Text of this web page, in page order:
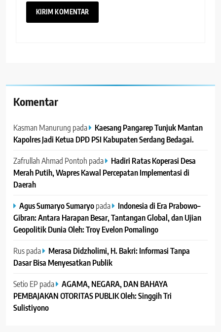
Komentar
Kasman Manurung pada
Kaesang Pangarep Tunjuk Mantan
Kapolres Jadi Ketua DPD PSI Kabupaten Serdang Bedagai. ‎ ‎
Zafrullah Ahmad Pontoh pada
Hadiri Ratas Koperasi Desa
Merah Putih, Wapres Kawal Percepatan Implementasi di
Daerah
Agus Sumaryo Sumaryopada
Indonesia di Era Prabowo–
Gibran: Antara Harapan Besar, Tantangan Global, dan Ujian
Geopolitik Dunia Oleh: Troy Evelon Pomalingo
Ruspada
Merasa Didzholimi, H. Bakri: Informasi Tanpa
Dasar Bisa Menyesatkan Publik
Setio EP pada
AGAMA, NEGARA, DAN BAHAYA
PEMBAJAKAN OTORITAS PUBLIK Oleh: Singgih Tri
Sulistiyono